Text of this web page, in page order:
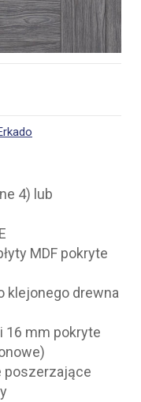
4) lub
MDF pokryte
klejonego drewna
16 mm pokryte
poszerzające